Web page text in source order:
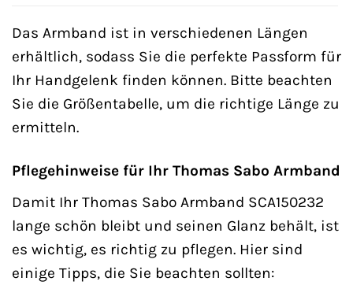
Das Armband ist in verschiedenen Längen
erhältlich, sodass Sie die perfekte Passform für
Ihr Handgelenk finden können. Bitte beachten
Sie die Größentabelle, um die richtige Länge zu
ermitteln.
Pflegehinweise für Ihr Thomas Sabo Armband
Damit Ihr Thomas Sabo Armband SCA150232
lange schön bleibt und seinen Glanz behält, ist
es wichtig, es richtig zu pflegen. Hier sind
einige Tipps, die Sie beachten sollten: